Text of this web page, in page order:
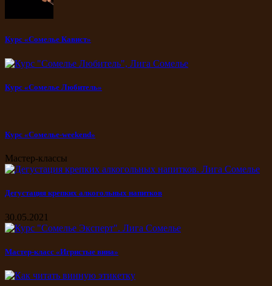
Курс «Сомелье Кавист»
Курс «Сомелье Любитель»
Курс «Сомелье-weekend»
Мастер-классы
Дегустация крепких алкогольных напитков
30.05.2021
Мастер-класс «Игристые вина»